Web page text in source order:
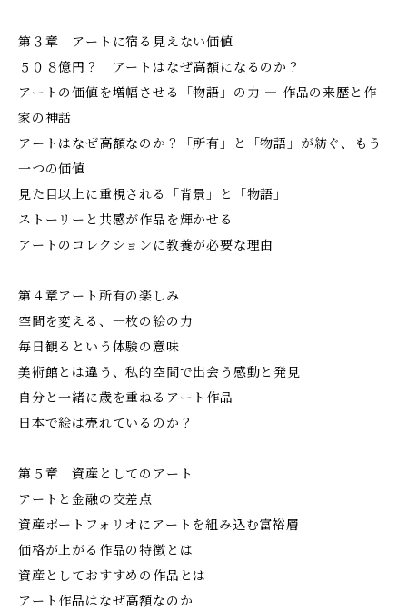
第３章 アートに宿る見えない価値
５０８億円？ アートはなぜ高額になるのか？
アートの価値を増幅させる「物語」の力 ― 作品の来歴と作
家の神話
アートはなぜ高額なのか？「所有」と「物語」が紡ぐ、もう
一つの価値
見た目以上に重視される「背景」と「物語」
ストーリーと共感が作品を輝かせる
アートのコレクションに教養が必要な理由
第４章アート所有の楽しみ
空間を変える、一枚の絵の力
毎日観るという体験の意味
美術館とは違う、私的空間で出会う感動と発見
自分と一緒に歳を重ねるアート作品
日本で絵は売れているのか？
第５章 資産としてのアート
アートと金融の交差点
資産ポートフォリオにアートを組み込む富裕層
価格が上がる作品の特徴とは
資産としておすすめの作品とは
アート作品はなぜ高額なのか